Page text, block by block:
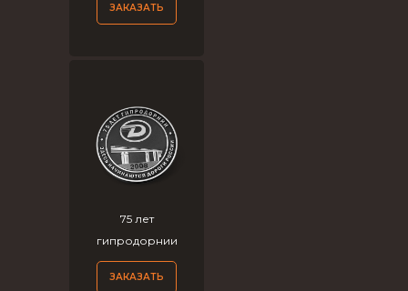
ЗАКАЗАТЬ
75 лет
гипродорнии
ЗАКАЗАТЬ